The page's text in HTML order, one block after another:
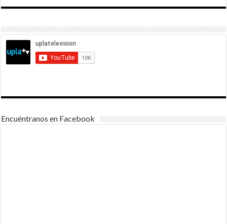
Encuéntranos en Facebook